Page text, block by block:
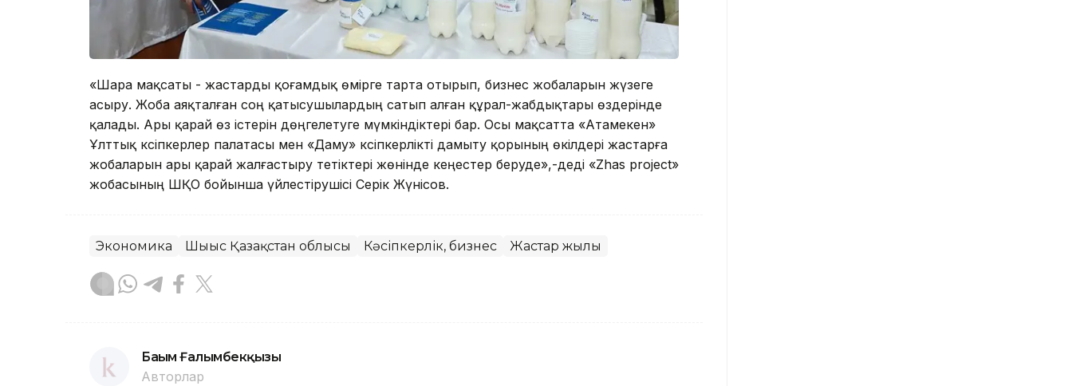
«Шара мақсаты - жастарды қоғамдық өмірге тарта отырып, бизнес жобаларын жүзеге
асыру. Жоба аяқталған соң қатысушылардың сатып алған құрал-жабдықтары өздерінде
қалады. Ары қарай өз істерін дөңгелетуге мүмкіндіктері бар. Осы мақсатта «Атамекен»
Ұлттық кәсіпкерлер палатасы мен «Даму» кәсіпкерлікті дамыту қорының өкілдері жастарға
жобаларын ары қарай жалғастыру тетіктері жөнінде кеңестер беруде»,-деді «Zhas project»
жобасының ШҚО бойынша үйлестірушісі Серік Жүнісов.
Экономика Шығыс Қазақстан облысы Кәсіпкерлік, бизнес Жастар жылы
Бағым Ғалымбекқызы
Авторлар